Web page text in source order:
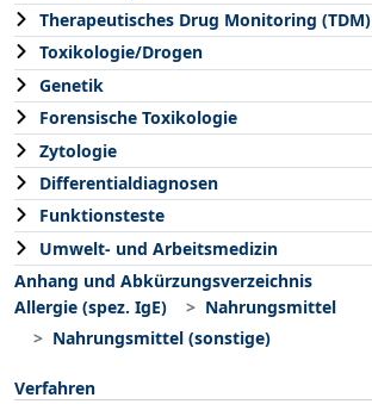
Therapeutisches Drug Monitoring (TDM)
Toxikologie/Drogen
Genetik
Forensische Toxikologie
Zytologie
Differentialdiagnosen
Funktionsteste
Umwelt- und Arbeitsmedizin
Anhang und Abkürzungsverzeichnis
Allergie (spez. IgE)
Nahrungsmittel
Nahrungsmittel (sonstige)
Verfahren